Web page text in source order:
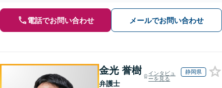
電話でお問い合わせ メールでお問い合わせ
金光 誉樹
弁護士
インタビュ
ーを見る
静岡県